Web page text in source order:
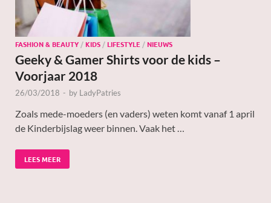
FASHION & BEAUTY /KIDS /LIFESTYLE /NIEUWS
Geeky & Gamer Shirts voor de kids –
Voorjaar 2018
26/03/2018 - by LadyPatries
Zoals mede-moeders (en vaders) weten komt vanaf 1 april
de Kinderbijslag weer binnen. Vaak het …
LEES MEER